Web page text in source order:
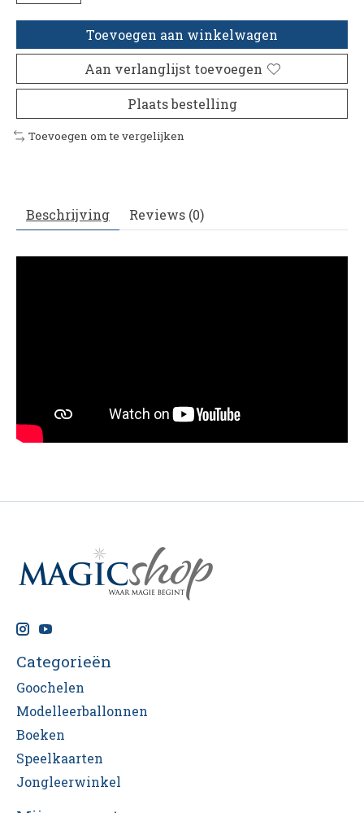
Toevoegen aan winkelwagen
Aan verlanglijst toevoegen
Plaats bestelling
Toevoegen om te vergelijken
Beschrijving Reviews (0)
miniatuur silhouettot leven komt op het podium.
Maar de
Dankzij de verwisselbare onthullingen pas je het
-1 gimmick kaart
- Set verwisselbare onthullingen (tot
Let op: Telefoon of zaklamp niet inbegrepen
Categorieën
Goochelen
Modelleerballonnen
Boeken
Speelkaarten
Jongleerwinkel